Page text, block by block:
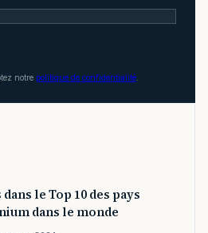
notre politique de confidentialité
le Top 10 des pays
dans le monde